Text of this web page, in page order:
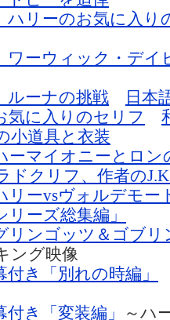
ハリーのお気に入
ワーウィック・デ
ルーナの挑戦
日本
気に入りのセリフ
小道具と衣装
ーマイオニーとロン
ドクリフ、作者の
リーvsヴォルデモー
リーズ総集編」
リンゴッツ＆ゴブリ
ング映像
付き「別れの時編」
き「変装編」
～ハ